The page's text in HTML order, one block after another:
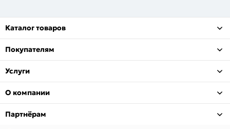
Каталог товаров
Покупателям
Услуги
О компании
Партнёрам